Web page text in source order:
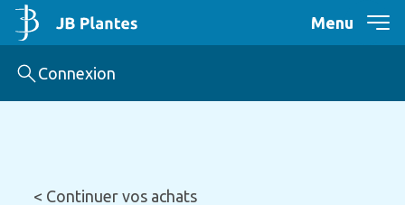
Menu
Connexion
< Continuer vos achats